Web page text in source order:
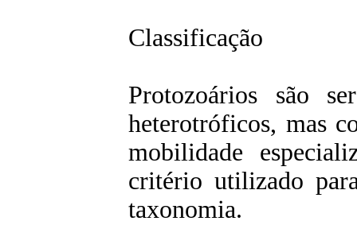
Classificação
Protozoários são
heterotróficos, mas
mobilidade
critério utilizado
taxonomia.